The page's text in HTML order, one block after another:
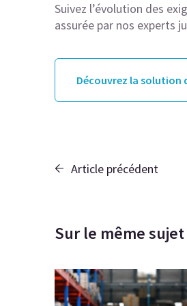
Suivez l’évolution des
assurée par nos experts
Découvrez la solution
Article précédent
Sur le même sujet